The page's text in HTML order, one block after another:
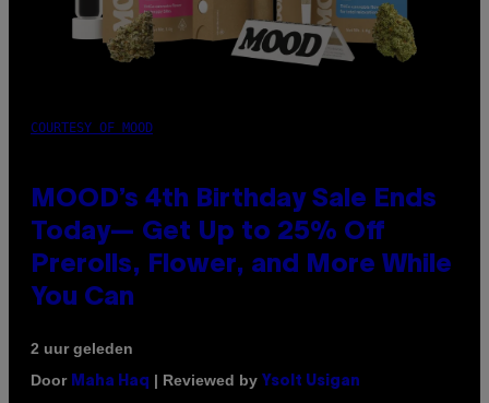
COURTESY OF MOOD
MOOD’s 4th Birthday Sale Ends
Today— Get Up to 25% Off
Prerolls, Flower, and More While
You Can
2 uur geleden
Door Maha Haq | Reviewed by Ysolt Usigan